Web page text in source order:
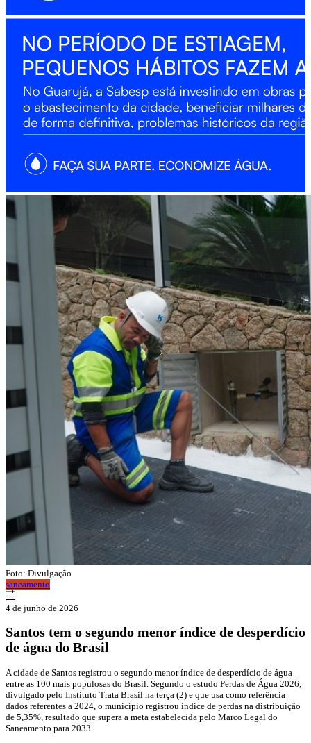
Foto: Divulgação
saneamento
4 de junho de 2026
Santos tem o segundo menor índice de desperdício
de água do Brasil
A cidade de Santos registrou o segundo menor índice de desperdício de água
entre as 100 mais populosas do Brasil. Segundo o estudo Perdas de Água 2026,
divulgado pelo Instituto Trata Brasil na terça (2) e que usa como referência
dados referentes a 2024, o município registrou índice de perdas na distribuição
de 5,35%, resultado que supera a meta estabelecida pelo Marco Legal do
Saneamento para 2033.